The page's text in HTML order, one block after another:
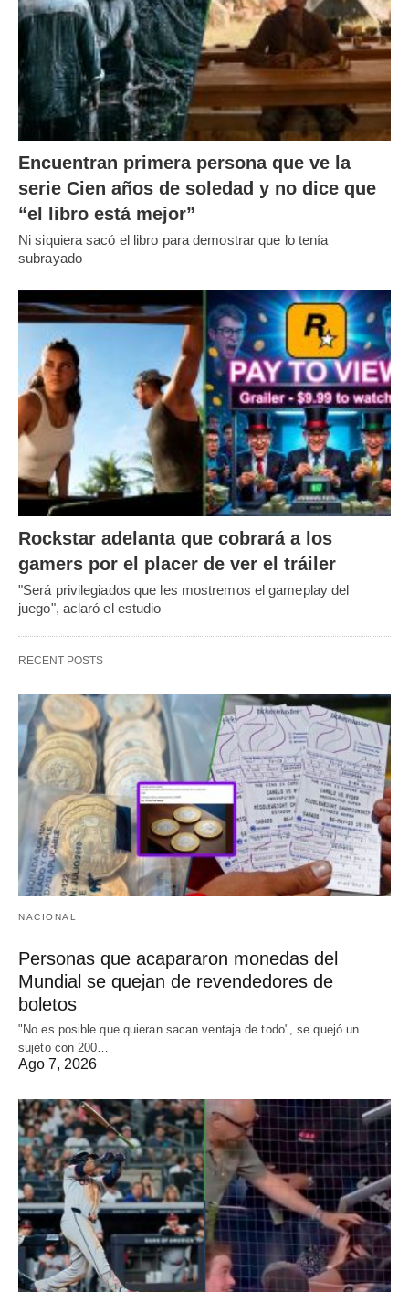
Encuentran primera persona que ve la
serie Cien años de soledad y no dice que
“el libro está mejor”
Ni siquiera sacó el libro para demostrar que lo tenía
subrayado
Rockstar adelanta que cobrará a los
gamers por el placer de ver el tráiler
"Será privilegiados que les mostremos el gameplay del
juego", aclaró el estudio
RECENT POSTS
NACIONAL
Personas que acapararon monedas del
Mundial se quejan de revendedores de
boletos
"No es posible que quieran sacan ventaja de todo", se quejó un
sujeto con 200…
Ago 7, 2026